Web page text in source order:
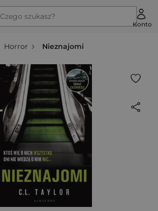
Czego szukasz?
Konto
Horror Nieznajomi